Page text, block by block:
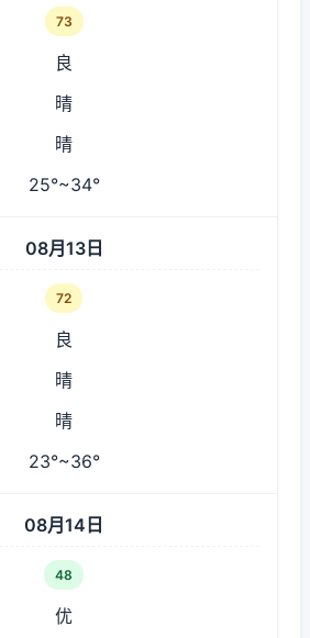
73
良
晴
晴
25°~34°
08月13日
72
良
晴
晴
23°~36°
08月14日
48
优